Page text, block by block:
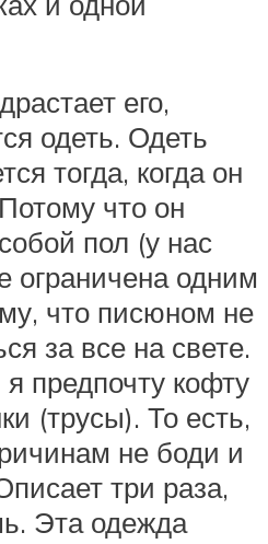
его,
одеть. Одеть
тогда, когда он
что он
пол (у нас
ограничена одним
что писюном не
за все на свете.
предпочту кофту
(трусы). То есть,
не боди и
три раза,
Эта одежда